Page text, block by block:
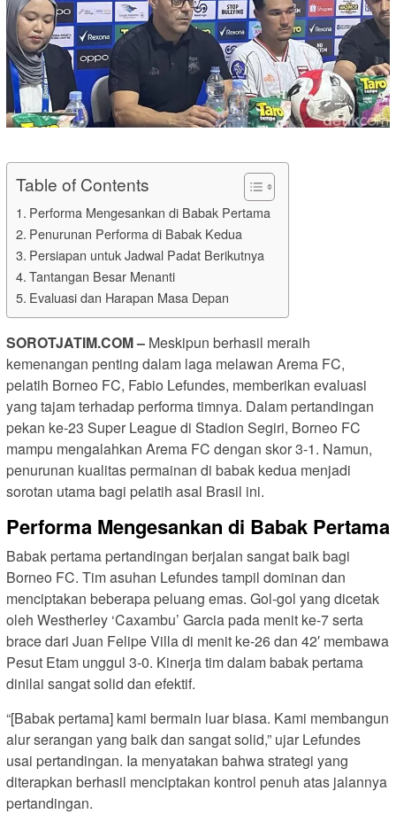
Table of Contents
Performa Mengesankan di Babak Pertama
Penurunan Performa di Babak Kedua
Persiapan untuk Jadwal Padat Berikutnya
Tantangan Besar Menanti
Evaluasi dan Harapan Masa Depan
SOROTJATIM.COM – Meskipun berhasil meraih
kemenangan penting dalam laga melawan Arema FC,
pelatih Borneo FC, Fabio Lefundes, memberikan evaluasi
yang tajam terhadap performa timnya. Dalam pertandingan
pekan ke-23 Super League di Stadion Segiri, Borneo FC
mampu mengalahkan Arema FC dengan skor 3-1. Namun,
penurunan kualitas permainan di babak kedua menjadi
sorotan utama bagi pelatih asal Brasil ini.
Performa Mengesankan di Babak Pertama
Babak pertama pertandingan berjalan sangat baik bagi
Borneo FC. Tim asuhan Lefundes tampil dominan dan
menciptakan beberapa peluang emas. Gol-gol yang dicetak
oleh Westherley ‘Caxambu’ Garcia pada menit ke-7 serta
brace dari Juan Felipe Villa di menit ke-26 dan 42′ membawa
Pesut Etam unggul 3-0. Kinerja tim dalam babak pertama
dinilai sangat solid dan efektif.
“[Babak pertama] kami bermain luar biasa. Kami membangun
alur serangan yang baik dan sangat solid,” ujar Lefundes
usai pertandingan. Ia menyatakan bahwa strategi yang
diterapkan berhasil menciptakan kontrol penuh atas jalannya
pertandingan.